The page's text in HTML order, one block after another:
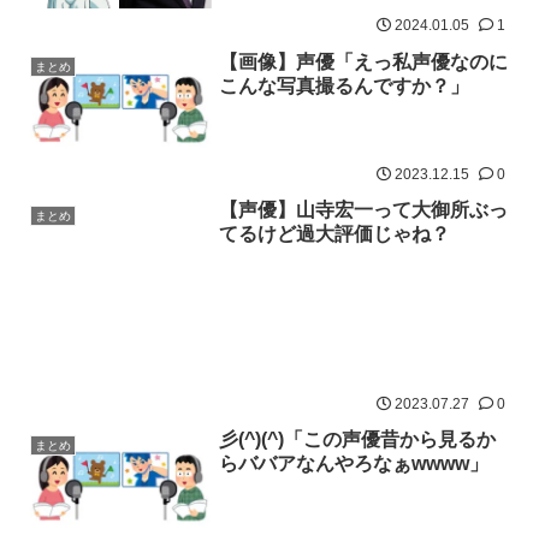
2024.01.05 1
まとめ
【画像】声優「えっ私声優なのに
こんな写真撮るんですか？」
2023.12.15 0
まとめ
【声優】山寺宏一って大御所ぶっ
てるけど過大評価じゃね？
2023.07.27 0
まとめ
彡(^)(^)「この声優昔から見るか
らババアなんやろなぁwwww」